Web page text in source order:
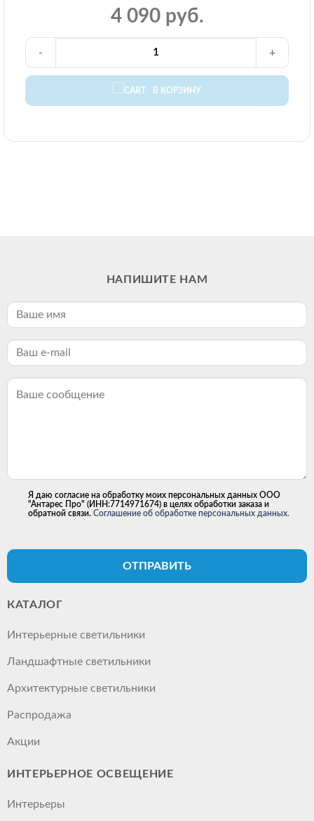
4 090 руб.
В КОРЗИНУ
- +
НАПИШИТЕ НАМ
Я даю согласие на обработку моих персональных данных ООО
"Антарес Про" (ИНН:7714971674) в целях обработки заказа и
обратной связи. Соглашение об обработке персональных данных.
ОТПРАВИТЬ
КАТАЛОГ
Интерьерные светильники
Ландшафтные светильники
Архитектурные светильники
Распродажа
Акции
ИНТЕРЬЕРНОЕ ОСВЕЩЕНИЕ
Интерьеры